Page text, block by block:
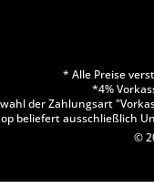
* Alle Preise
*4%
der Zahlungsart
beliefert ausschließlich
©